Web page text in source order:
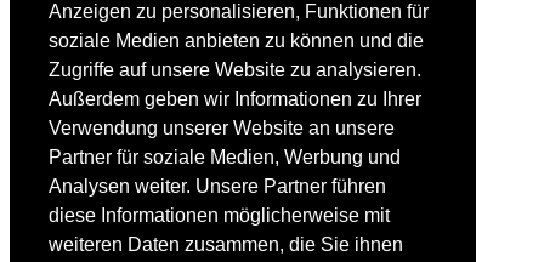
Anzeigen zu personalisieren, Funktionen für
soziale Medien anbieten zu können und die
Zugriffe auf unsere Website zu analysieren.
Außerdem geben wir Informationen zu Ihrer
Verwendung unserer Website an unsere
Partner für soziale Medien, Werbung und
Analysen weiter. Unsere Partner führen
diese Informationen möglicherweise mit
weiteren Daten zusammen, die Sie ihnen
Fortgeschrittene
Lehrplan
Videoanalyse
SKI
SKITEST
Ski-FAQ
Tipps Ski-Kauf
Ski-Typen
Skishops